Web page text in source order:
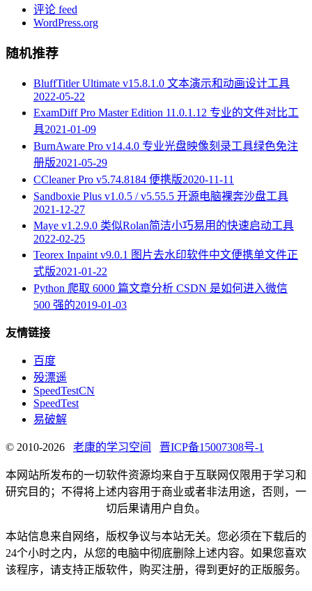
评论 feed
WordPress.org
随机推荐
BluffTitler Ultimate v15.8.1.0 文本演示和动画设计工具
2022-05-22
ExamDiff Pro Master Edition 11.0.1.12 专业的文件对比工
具2021-01-09
BurnAware Pro v14.4.0 专业光盘映像刻录工具绿色免注
册版2021-05-29
CCleaner Pro v5.74.8184 便携版2020-11-11
Sandboxie Plus v1.0.5 / v5.55.5 开源电脑裸奔沙盘工具
2021-12-27
Maye v1.2.9.0 类似Rolan简洁小巧易用的快速启动工具
2022-02-25
Teorex Inpaint v9.0.1 图片去水印软件中文便携单文件正
式版2021-01-22
Python 爬取 6000 篇文章分析 CSDN 是如何进入微信
500 强的2019-01-03
友情链接
百度
殁漂遥
SpeedTestCN
SpeedTest
易破解
© 2010-2026 老康的学习空间 晋ICP备15007308号-1
本网站所发布的一切软件资源均来自于互联网仅限用于学习和
研究目的；不得将上述内容用于商业或者非法用途，否则，一
切后果请用户自负。
本站信息来自网络，版权争议与本站无关。您必须在下载后的
24个小时之内，从您的电脑中彻底删除上述内容。如果您喜欢
该程序，请支持正版软件，购买注册，得到更好的正版服务。